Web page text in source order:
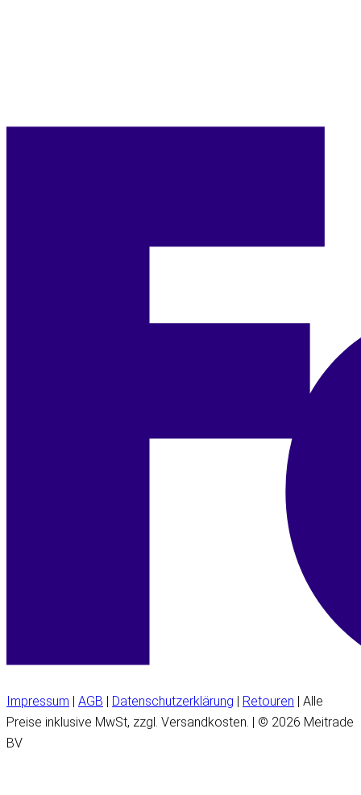
Impressum AGB Datenschutzerklärung Retouren | Alle
Preise inklusive MwSt, zzgl. Versandkosten. | © 2026 Meitrade
BV